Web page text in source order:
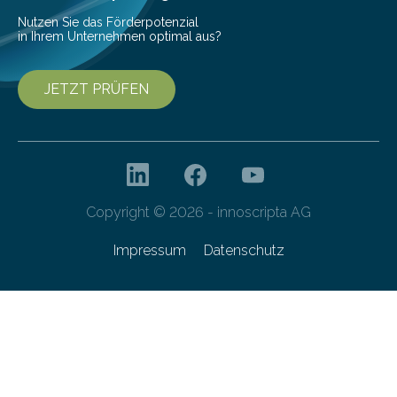
Nutzen Sie das Förderpotenzial
in Ihrem Unternehmen optimal aus?
JETZT PRÜFEN
Copyright © 2026 - innoscripta AG
Impressum Datenschutz